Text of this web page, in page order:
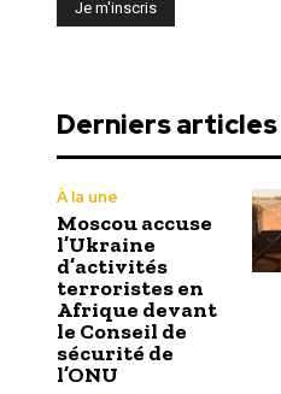
Derniers articles
À la une
Moscou accuse
l’Ukraine
d’activités
terroristes en
Afrique devant
le Conseil de
sécurité de
l’ONU